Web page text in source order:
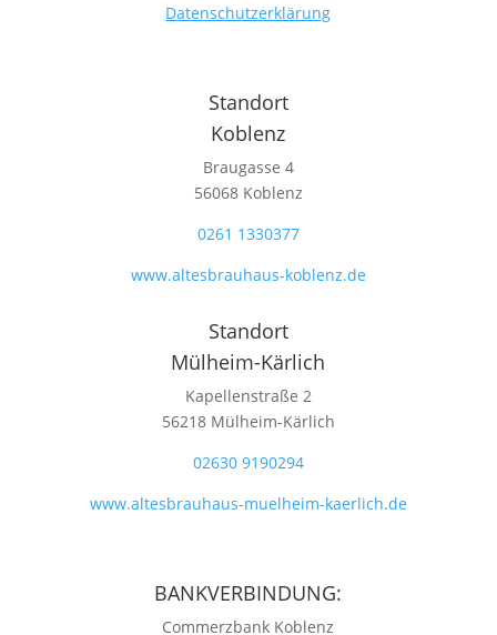
Datenschutzerklärung
Standort
Koblenz
Braugasse 4
56068 Koblenz
0261 1330377
www.altesbrauhaus-koblenz.de
Standort
Mülheim-Kärlich
Kapellenstraße 2
56218 Mülheim-Kärlich
02630 9190294
www.altesbrauhaus-muelheim-kaerlich.de
BANKVERBINDUNG:
Commerzbank Koblenz